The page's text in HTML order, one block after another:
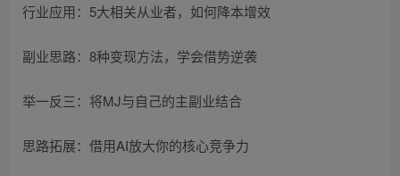
行业应用：5大相关从业者，如何降本增效
副业思路：8种变现方法，学会借势逆袭
举一反三：将MJ与自己的主副业结合
思路拓展：借用AI放大你的核心竞争力